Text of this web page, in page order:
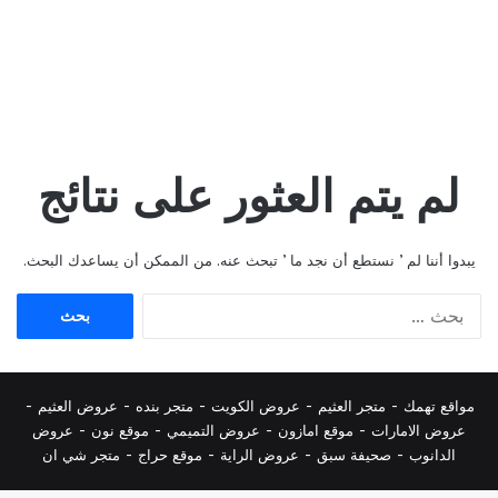
لم يتم العثور على نتائج
يبدوا أننا لم ’ نستطع أن نجد ما ’ تبحث عنه. من الممكن أن يساعدك البحث.
مواقع تهمك - متجر العثيم - عروض الكويت - متجر بنده - عروض العثيم -
عروض الامارات - موقع امازون - عروض التميمي - موقع نون - عروض
الدانوب - صحيفة سبق - عروض الراية - موقع حراج - متجر شي ان